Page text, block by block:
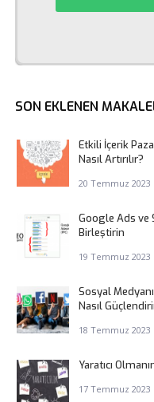
SON EKLENEN
Etkili İçerik
Nasıl Artırılır?
20 Temmuz 2023
Google Ads ve
Birleştirin
19 Temmuz 2023
Sosyal
Nasıl
18 Temmuz 2023
Yaratıcı
17 Temmuz 2023